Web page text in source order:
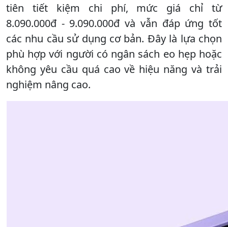
tiên tiết kiệm chi phí, mức giá chỉ từ
8.090.000đ - 9.090.000đ và vẫn đáp ứng tốt
các nhu cầu sử dụng cơ bản. Đây là lựa chọn
phù hợp với người có ngân sách eo hẹp hoặc
không yêu cầu quá cao về hiệu năng và trải
nghiệm nâng cao.